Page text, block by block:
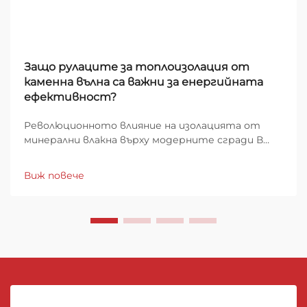
Защо рулаците за топлоизолация от
каменна вълна са важни за енергийната
ефективност?
Революционното влияние на изолацията от
минерални влакна върху модерните сгради В
увеличаващото се екологично съзнание,
минералновълнената изолация се превръща в
Виж повече